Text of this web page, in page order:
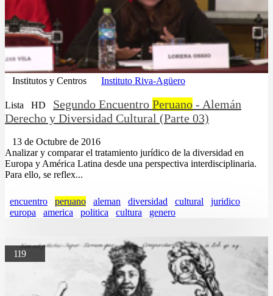
Institutos y Centros Instituto Riva-Agüero
Lista HD Segundo Encuentro Peruano - Alemán
Derecho y Diversidad Cultural (Parte 03)
13 de Octubre de 2016
Analizar y comparar el tratamiento jurídico de la diversidad en
Europa y América Latina desde una perspectiva interdisciplinaria.
Para ello, se reflex...
encuentro peruano aleman diversidad cultural
juridico
europa
america politica cultura genero
119